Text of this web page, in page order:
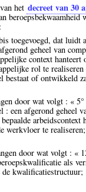
het decreet van 30
beroepsbekwaamheid
toegevoegd, dat luidt
geheel van
context hanteert
rol te realiseren
bestaat of ontwikkeld
door wat volgt : « 5°
: een afgerond geheel
arbeidscontext
werkvloer te realiseren;
door wat volgt : «
als
kwalificatiestructuur;